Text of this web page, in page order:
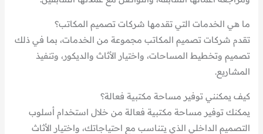
ما هي الخدمات التي تقدمها شركات تصميم المكاتب؟
تقدم شركات تصميم المكاتب مجموعة من الخدمات، بما في ذلك
تصميم وتخطيط المساحات، واختيار الأثاث والديكور، وتنفيذ
المشاريع.
كيف يمكنني توفير مساحة مكتبية فعالة؟
يمكنك توفير مساحة مكتبية فعالة من خلال استخدام أسلوب
التصميم الداخلي الذي يتناسب مع احتياجاتك، واختيار الأثاث